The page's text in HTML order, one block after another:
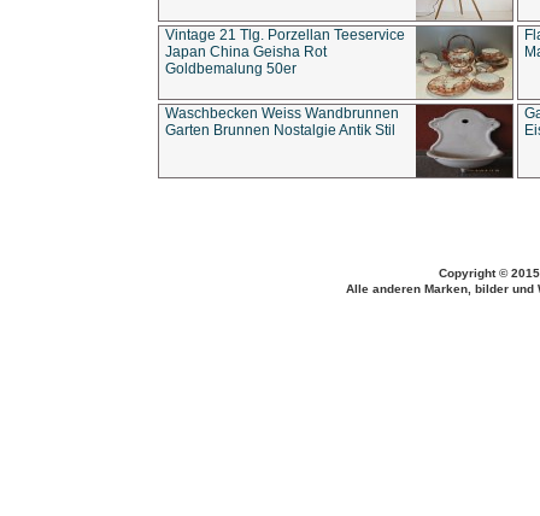
Vintage 21 Tlg. Porzellan Teeservice
Japan China Geisha Rot
Goldbemalung 50er
Waschbecken Weiss Wandbrunnen
Garten Brunnen Nostalgie Antik Stil
Copyright ©
Alle anderen Marken, bilder und